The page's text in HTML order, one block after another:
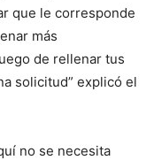
que le corresponde
más
de rellenar tus
solicitud” explicó el
no se necesita